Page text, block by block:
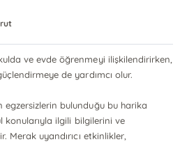
ve evde öğrenmeyi ilişkilendirirken,
de yardımcı olur.
egzersizlerin bulunduğu bu harika
konularıyla ilgili bilgilerini ve
Merak uyandırıcı etkinlikler,